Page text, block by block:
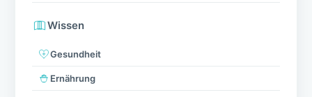
Wissen
Gesundheit
Ernährung